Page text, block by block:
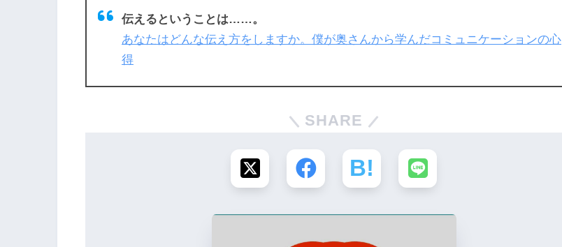
伝えるということは……。
あなたはどんな伝え方をしますか。僕が奥さんから学んだコミュニケーションの心
得
SHARE